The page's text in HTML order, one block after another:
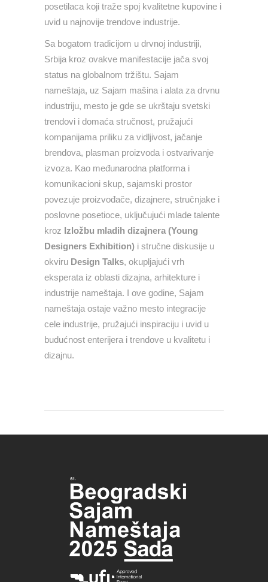
posetilaca koji traže spoj kvalitetne kupovine i
uvid u najnovije trendove industrije.
Sa bogatom tradicijom u drvnoj industriji,
Srbija kroz ovakve manifestacije jača svoj
status na globalnom tržištu. Sajam
nameštaja, uz Sajam mašina i alata za drvnu
industriju, mesto je gde se ukrštaju svetski
trendovi i domaća stručnost, pružajući
kompanijama priliku za vidljivost, jačanje
brendova, plasman proizvoda i ostvarivanje
izvoza. Kao međunarodna platforma i
komunikacioni skup, sajamski prostor
povezuje proizvođače, dizajnere, stručnjake i
poslovne posetioce, uključujući mlade talente
kroz Izložbu mladih dizajnera (Young
Designers Exhibition) i stručne diskusije u
okviru Design Talks, okupljajući vrh
eksperata iz oblasti dizajna, arhitekture i
industrije nameštaja. I ove godine, Sajam
nameštaja ostaje važno mesto integracije
cele industrije, pružajući inspiraciju i uvid u
budućnost enterijera i trendove u kvalitetu i
dizajnu.